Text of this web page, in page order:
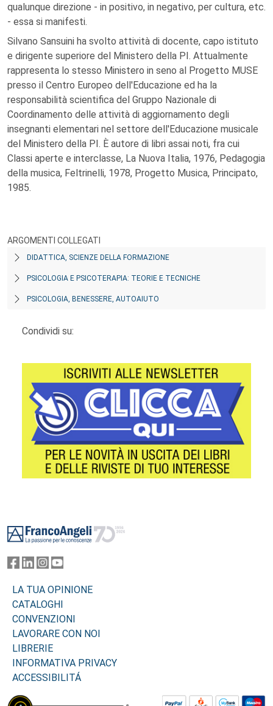
qualunque direzione - in positivo, in negativo, per cultura, etc.
- essa si manifesti.
Silvano Sansuini ha svolto attività di docente, capo istituto
e dirigente superiore del Ministero della PI. Attualmente
rappresenta lo stesso Ministero in seno al Progetto MUSE
presso il Centro Europeo dell'Educazione ed ha la
responsabilità scientifica del Gruppo Nazionale di
Coordinamento delle attività di aggiornamento degli
insegnanti elementari nel settore dell'Educazione musicale
del Ministero della PI. È autore di libri assai noti, fra cui
Classi aperte e interclasse, La Nuova Italia, 1976, Pedagogia
della musica, Feltrinelli, 1978, Progetto Musica, Principato,
1985.
ARGOMENTI COLLEGATI
DIDATTICA, SCIENZE DELLA FORMAZIONE
PSICOLOGIA E PSICOTERAPIA: TEORIE E TECNICHE
PSICOLOGIA, BENESSERE, AUTOAIUTO
Condividi su:
LA TUA OPINIONE
CATALOGHI
CONVENZIONI
LAVORARE CON NOI
LIBRERIE
INFORMATIVA PRIVACY
ACCESSIBILITÁ